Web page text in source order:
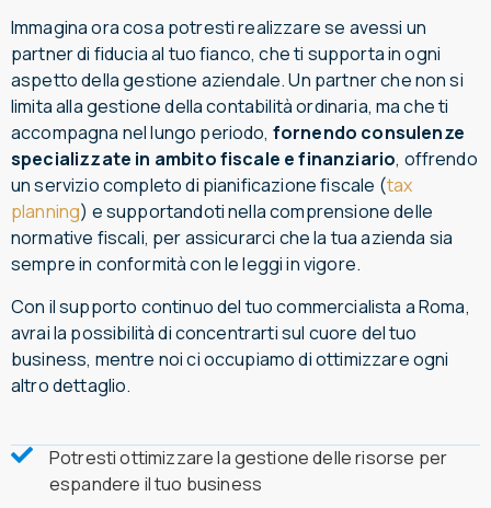
Immagina ora cosa potresti realizzare se avessi un
partner di fiducia al tuo fianco, che ti supporta in ogni
aspetto della gestione aziendale. Un partner che non si
limita alla gestione della contabilità ordinaria, ma che ti
accompagna nel lungo periodo, fornendo consulenze
specializzate in ambito fiscale e finanziario, offrendo
un servizio completo di pianificazione fiscale (tax
planning) e supportandoti nella comprensione delle
normative fiscali, per assicurarci che la tua azienda sia
sempre in conformità con le leggi in vigore.
Con il supporto continuo del tuo commercialista a Roma,
avrai la possibilità di concentrarti sul cuore del tuo
business, mentre noi ci occupiamo di ottimizzare ogni
altro dettaglio.
Potresti ottimizzare la gestione delle risorse per
espandere il tuo business